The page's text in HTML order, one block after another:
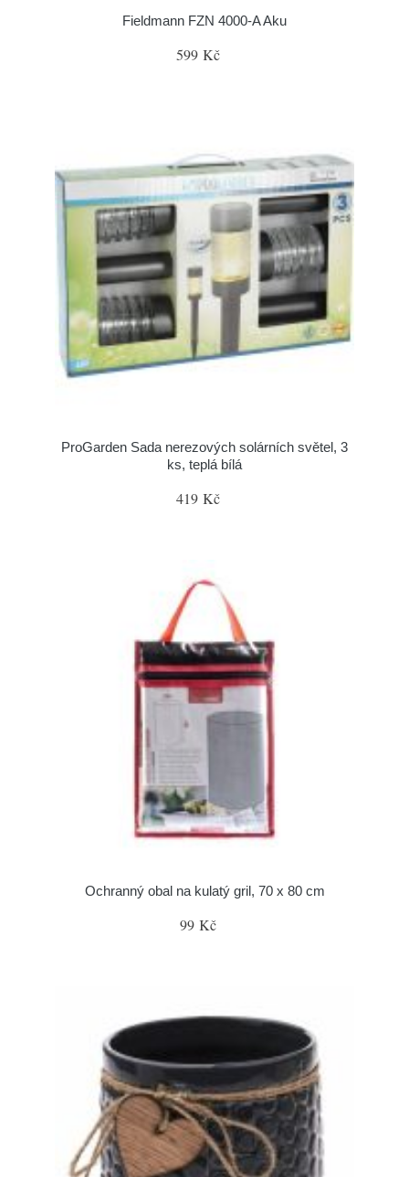
Fieldmann FZN 4000-A Aku
599 Kč
ProGarden Sada nerezových solárních světel, 3
ks, teplá bílá
419 Kč
Ochranný obal na kulatý gril, 70 x 80 cm
99 Kč